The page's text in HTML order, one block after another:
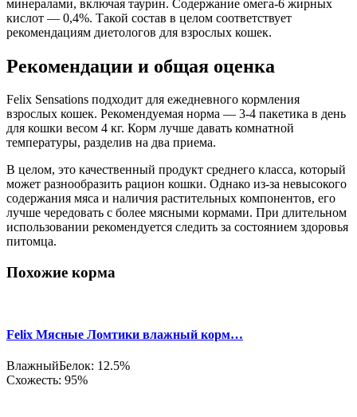
минералами, включая таурин. Содержание омега-6 жирных
кислот — 0,4%. Такой состав в целом соответствует
рекомендациям диетологов для взрослых кошек.
Рекомендации и общая оценка
Felix Sensations подходит для ежедневного кормления
взрослых кошек. Рекомендуемая норма — 3-4 пакетика в день
для кошки весом 4 кг. Корм лучше давать комнатной
температуры, разделив на два приема.
В целом, это качественный продукт среднего класса, который
может разнообразить рацион кошки. Однако из-за невысокого
содержания мяса и наличия растительных компонентов, его
лучше чередовать с более мясными кормами. При длительном
использовании рекомендуется следить за состоянием здоровья
питомца.
Похожие корма
Felix Мясные Ломтики влажный корм…
ВлажныйБелок: 12.5%
Схожесть: 95%